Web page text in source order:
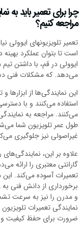
چرا برای تعمیر باید به
مراجعه کنیم؟
تعمیر تلویزیونهای
است تا بتوان عملکرد
ایوولی در قم، با داشتن
می‌دهد. که مشکلات فنی
این نمایندگی‌ها از
استفاده می‌کنند و با
می‌کنند. مراجعه به
طول عمر تلویزیون شما
غیراصولی نیز جلوگیری
علاوه بر این،
گارانتی معتبری را ارائه
تعمیرات آسوده می‌کند. این
برخورداری از دانش فنی
و مدرن را نیز به سرعت
نمایندگی تعمیرات
ضرورت برای حفظ کیفیت